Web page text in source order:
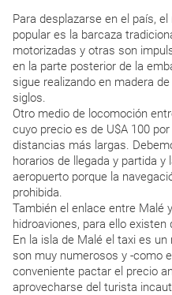
Para desplazarse en el país,
popular es la barcaza
motorizadas y otras son
en la parte posterior de la
sigue realizando en madera
siglos.
Otro medio de locomoción
cuyo precio es de U$A 100
distancias más largas.
horarios de llegada y partida
aeropuerto porque la
prohibida.
También el enlace entre Malé
hidroaviones, para ello existen
En la isla de Malé el taxi es
son muy numerosos y -como
conveniente pactar el precio
aprovecharse del turista